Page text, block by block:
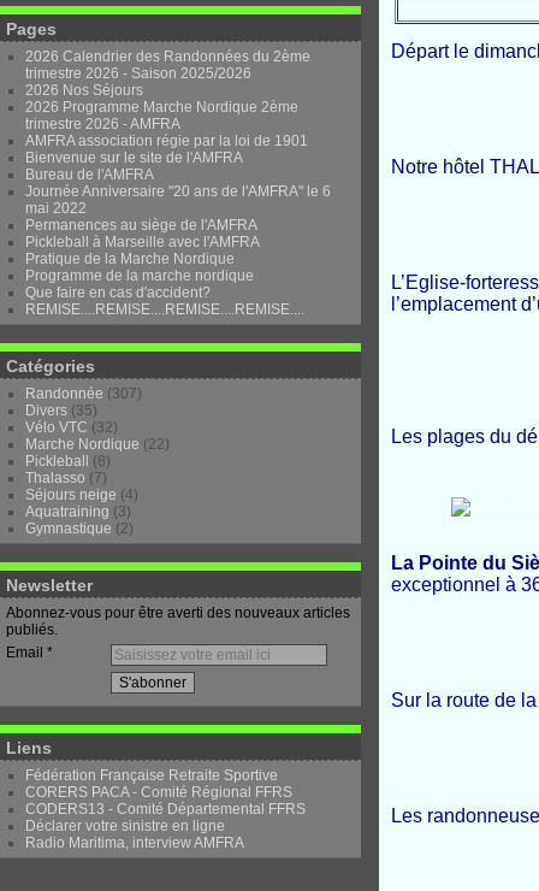
Pages
2026 Calendrier des Randonnées du 2ème
trimestre 2026 - Saison 2025/2026
2026 Nos Séjours
2026 Programme Marche Nordique 2ème
trimestre 2026 - AMFRA
AMFRA association régie par la loi de 1901
Bienvenue sur le site de l'AMFRA
Bureau de l'AMFRA
Journée Anniversaire "20 ans de l'AMFRA" le 6
mai 2022
Permanences au siège de l'AMFRA
Pickleball à Marseille avec l'AMFRA
Pratique de la Marche Nordique
Programme de la marche nordique
Que faire en cas d'accident?
REMISE....REMISE....REMISE....REMISE....
Catégories
Randonnée (307)
Divers (35)
Vélo VTC (32)
Marche Nordique (22)
Pickleball
(8)
Thalasso (7)
Séjours neige (4)
Aquatraining (3)
Gymnastique (2)
Newsletter
Abonnez-vous pour être averti des nouveaux articles
publiés.
Email
Liens
Fédération Française Retraite Sportive
CORERS PACA - Comité Régional FFRS
CODERS13 - Comité Départemental FFRS
Déclarer votre sinistre en ligne
Radio Maritima, interview AMFRA
Départ le
Notre hôtel
L’Eglise-
l’emplacement
Les plages du
La Pointe du
exceptionnel à
Sur la route de
Les